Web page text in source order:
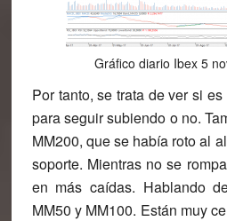
Gráfico diario Ibex 5
Por tanto, se trata de ver si
para seguir subiendo o no.
MM200, que se había roto al
soporte. Mientras no se
en más caídas. Hablando
MM50 y MM100. Están muy